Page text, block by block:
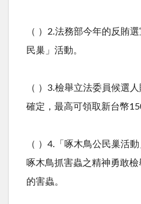
（ ）2.法務部今年的反賄
民巢」活動。
（ ）3.檢舉立法委員候選
確定，最高可領取新台幣
（ ）4.「啄木鳥公民巢活
啄木鳥抓害蟲之精神勇敢
的害蟲。